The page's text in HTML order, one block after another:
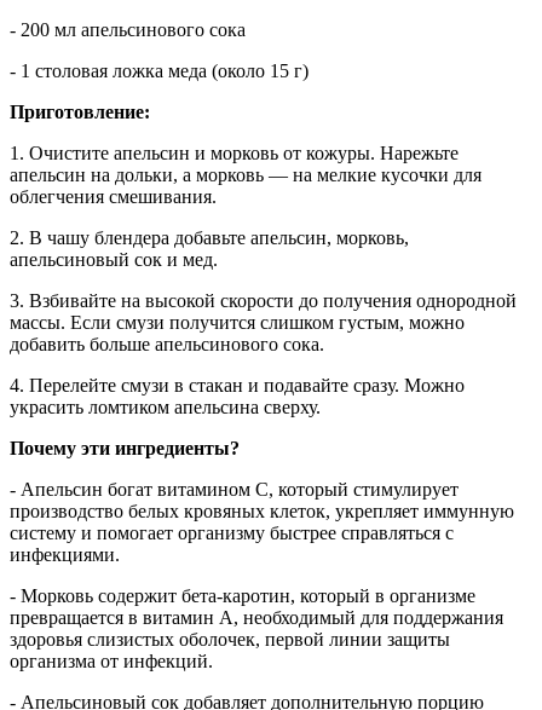
- 200 мл апельсинового сока
- 1 столовая ложка меда (около 15 г)
Приготовление:
1. Очистите апельсин и морковь от кожуры. Нарежьте
апельсин на дольки, а морковь — на мелкие кусочки для
облегчения смешивания.
2. В чашу блендера добавьте апельсин, морковь,
апельсиновый сок и мед.
3. Взбивайте на высокой скорости до получения однородной
массы. Если смузи получится слишком густым, можно
добавить больше апельсинового сока.
4. Перелейте смузи в стакан и подавайте сразу. Можно
украсить ломтиком апельсина сверху.
Почему эти ингредиенты?
- Апельсин богат витамином C, который стимулирует
производство белых кровяных клеток, укрепляет иммунную
систему и помогает организму быстрее справляться с
инфекциями.
- Морковь содержит бета-каротин, который в организме
превращается в витамин A, необходимый для поддержания
здоровья слизистых оболочек, первой линии защиты
организма от инфекций.
- Апельсиновый сок добавляет дополнительную порцию